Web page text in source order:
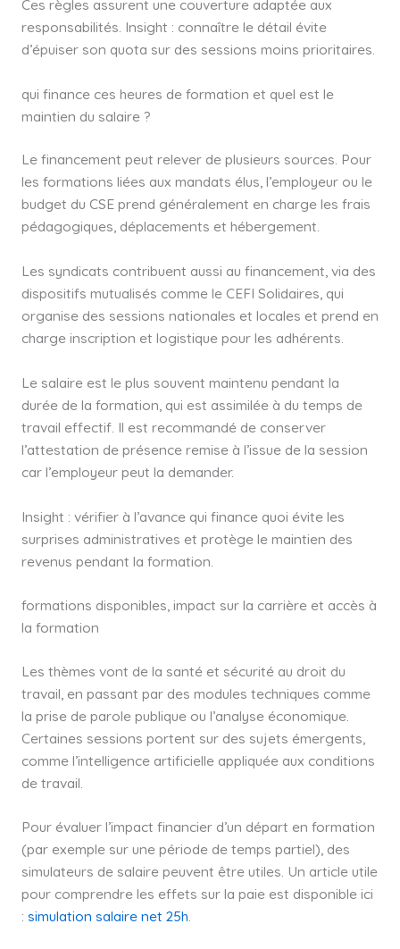
Ces règles assurent une couverture adaptée aux
responsabilités. Insight : connaître le détail évite
d’épuiser son quota sur des sessions moins prioritaires.
qui finance ces heures de formation et quel est le
maintien du salaire ?
Le financement peut relever de plusieurs sources. Pour
les formations liées aux mandats élus, l’employeur ou le
budget du CSE prend généralement en charge les frais
pédagogiques, déplacements et hébergement.
Les syndicats contribuent aussi au financement, via des
dispositifs mutualisés comme le CEFI Solidaires, qui
organise des sessions nationales et locales et prend en
charge inscription et logistique pour les adhérents.
Le salaire est le plus souvent maintenu pendant la
durée de la formation, qui est assimilée à du temps de
travail effectif. Il est recommandé de conserver
l’attestation de présence remise à l’issue de la session
car l’employeur peut la demander.
Insight : vérifier à l’avance qui finance quoi évite les
surprises administratives et protège le maintien des
revenus pendant la formation.
formations disponibles, impact sur la carrière et accès à
la formation
Les thèmes vont de la santé et sécurité au droit du
travail, en passant par des modules techniques comme
la prise de parole publique ou l’analyse économique.
Certaines sessions portent sur des sujets émergents,
comme l’intelligence artificielle appliquée aux conditions
de travail.
Pour évaluer l’impact financier d’un départ en formation
(par exemple sur une période de temps partiel), des
simulateurs de salaire peuvent être utiles. Un article utile
pour comprendre les effets sur la paie est disponible ici
: simulation salaire net 25h.